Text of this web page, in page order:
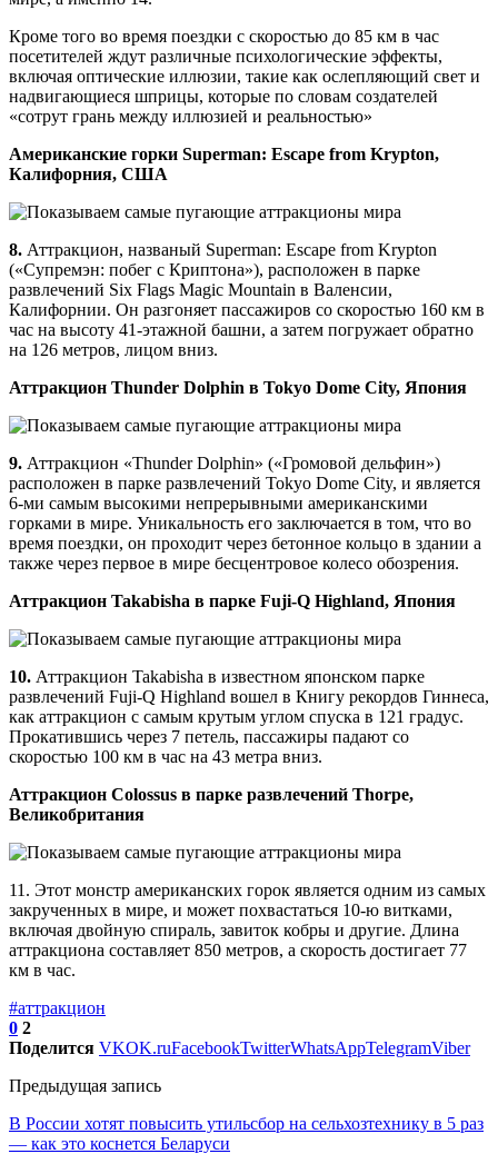
Кроме того во время поездки с скоростью до 85 км в час
посетителей ждут различные психологические эффекты,
включая оптические иллюзии, такие как ослепляющий свет и
надвигающиеся шприцы, которые по словам создателей
«сотрут грань между иллюзией и реальностью»
Американские горки Superman: Escape from Krypton,
Калифорния, США
8. Аттракцион, названый Superman: Escape from Krypton
(«Супремэн: побег с Криптона»), расположен в парке
развлечений Six Flags Magic Mountain в Валенсии,
Калифорнии. Он разгоняет пассажиров со скоростью 160 км в
час на высоту 41-этажной башни, а затем погружает обратно
на 126 метров, лицом вниз.
Аттракцион Thunder Dolphin в Tokyo Dome City, Япония
9. Аттракцион «Thunder Dolphin» («Громовой дельфин»)
расположен в парке развлечений Tokyo Dome City, и является
6-ми самым высокими непрерывными американскими
горками в мире. Уникальность его заключается в том, что во
время поездки, он проходит через бетонное кольцо в здании а
также через первое в мире бесцентровое колесо обозрения.
Аттракцион Takabisha в парке Fuji-Q Highland, Япония
10. Аттракцион Takabisha в известном японском парке
развлечений Fuji-Q Highland вошел в Книгу рекордов Гиннеса,
как аттракцион с самым крутым углом спуска в 121 градус.
Прокатившись через 7 петель, пассажиры падают со
скоростью 100 км в час на 43 метра вниз.
Аттракцион Colossus в парке развлечений Thorpe,
Великобритания
11. Этот монстр американских горок является одним из самых
закрученных в мире, и может похвастаться 10-ю витками,
включая двойную спираль, завиток кобры и другие. Длина
аттракциона составляет 850 метров, а скорость достигает 77
км в час.
#аттракцион
0 2
Поделится VKOK.ruFacebookTwitterWhatsAppTelegramViber
Предыдущая запись
В России хотят повысить утильсбор на сельхозтехнику в 5 раз
— как это коснется Беларуси